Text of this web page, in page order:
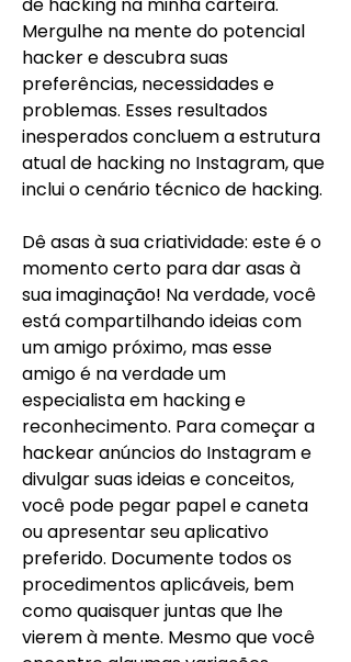
Mergulhe na mente do potencial
hacker e descubra suas
preferências, necessidades e
problemas. Esses resultados
inesperados concluem a estrutura
atual de hacking no Instagram, que
inclui o cenário técnico de hacking.
Dê asas à sua criatividade: este é o
momento certo para dar asas à
sua imaginação! Na verdade, você
está compartilhando ideias com
um amigo próximo, mas esse
amigo é na verdade um
especialista em hacking e
reconhecimento. Para começar a
hackear anúncios do Instagram e
divulgar suas ideias e conceitos,
você pode pegar papel e caneta
ou apresentar seu aplicativo
preferido. Documente todos os
procedimentos aplicáveis, bem
como quaisquer juntas que lhe
vierem à mente. Mesmo que você